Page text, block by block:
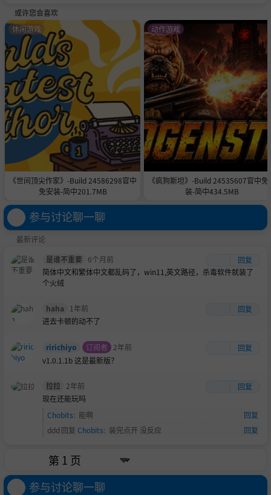
或许您会喜欢
《世间顶尖作家》-Build 24586298官中
免安装-简中201.7MB
休闲游戏
《疯狗斯坦》-Build 24535607官中免
装-简中434.5MB
动作游戏
参与讨论聊一聊
最新评论
是谁不重要
6个月前
回复
简体中文和繁体中文都乱码了，win11,英文路径，杀毒软件就装了
个火绒
haha 1年前
回复
进去卡顿的动不了
ririchiyo 订阅者 2年前
回复
v1.0.1.1b 这是最新版？
拉拉 2年前
回复
现在还能玩吗
Chobits: 能啊
回复
ddd 回复 Chobits: 装完点开 没反应 回复
参与讨论聊一聊